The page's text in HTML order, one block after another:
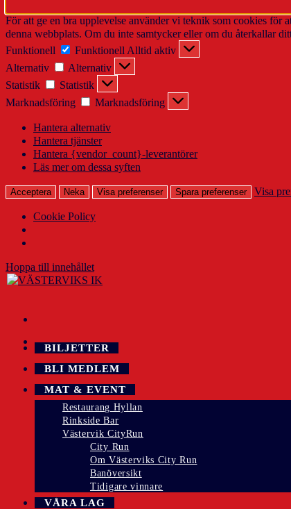
För att ge en bra upplevelse använder vi teknik som cookies för
denna webbplats. Om du inte samtycker eller om du återkallar
Funktionell
Funktionell Alltid aktiv
Alternativ
Alternativ
Statistik
Statistik
Marknadsföring
Marknadsföring
Hantera alternativ
Hantera tjänster
Hantera {vendor_count}-leverantörer
Läs mer om dessa syften
Acceptera Neka Visa preferenser Spara preferenser Visa
Cookie Policy
Hoppa till innehållet
BILJETTER
BLI MEDLEM
MAT & EVENT
Restaurang Hyllan
Rinkside Bar
Västervik CityRun
City Run
Om Västerviks City Run
Banöversikt
Tidigare vinnare
VÅRA LAG